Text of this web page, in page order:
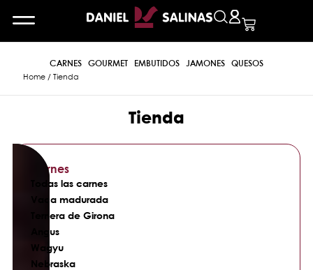
CARNES GOURMET EMBUTIDOS JAMONES QUESOS
Home/ Tienda
Tienda
Carnes
Todas las carnes
Vaca madurada
Ternera de Girona
Angus
Wagyu
Nebraska